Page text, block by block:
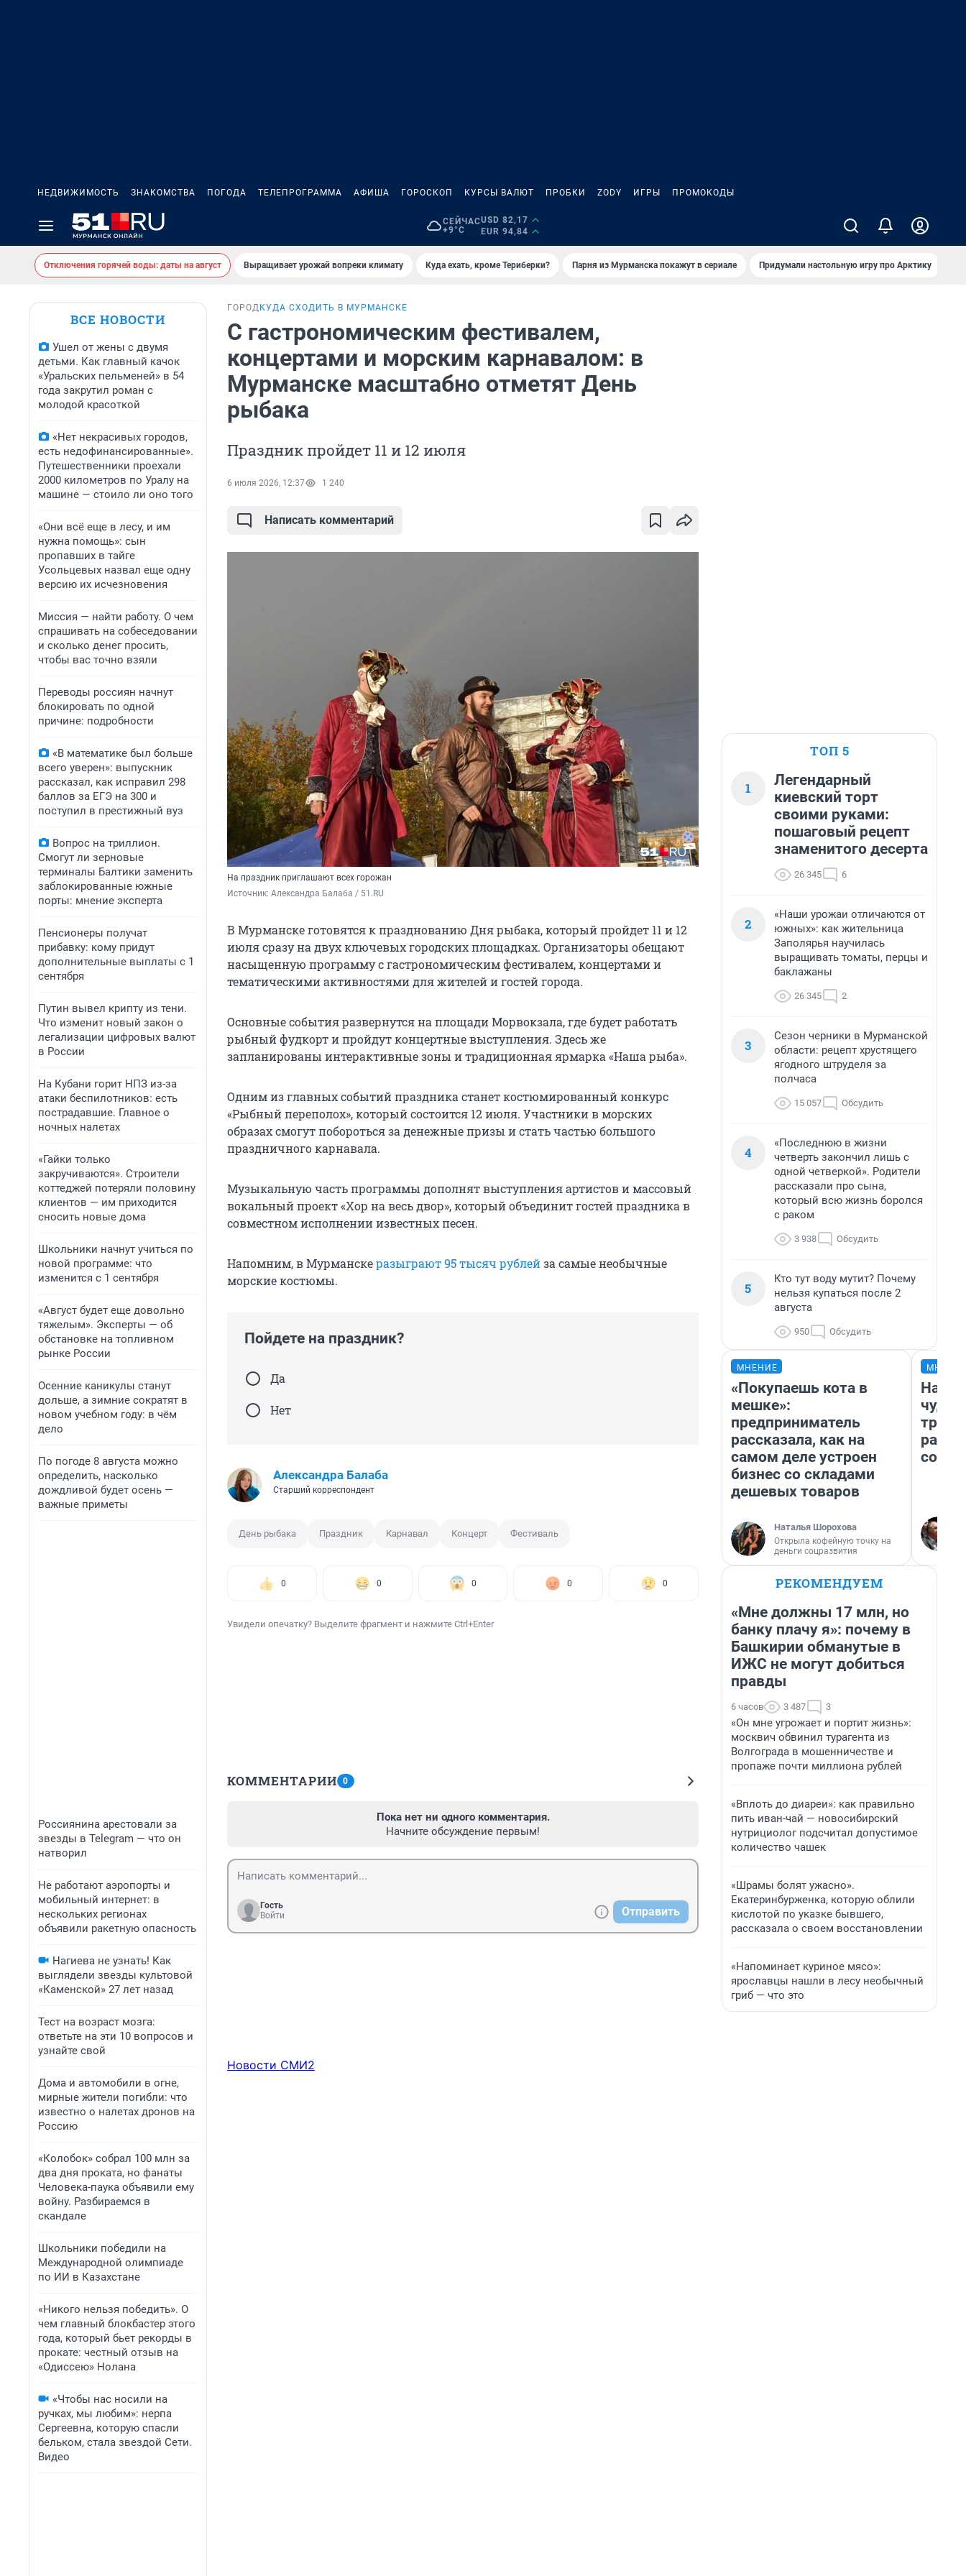
НЕДВИЖИМОСТЬ ЗНАКОМСТВА ПОГОДА ТЕЛЕПРОГРАММА АФИША ГОРОСКОП КУРСЫ ВАЛЮТ ПРОБКИ ZODY ИГРЫ ПРОМОКОДЫ
СЕЙЧАС
+9°C
USD 82,17
EUR 94,84
Отключения горячей воды: даты на август Выращивает урожай вопреки климату Куда ехать, кроме Териберки? Парня из Мурманска покажут в сериале Придумали настольную игру про Арктику
ВСЕ НОВОСТИ
Ушел от жены с двумя
детьми. Как главный качок
«Уральских пельменей» в 54
года закрутил роман с
молодой красоткой
«Нет некрасивых городов,
есть недофинансированные».
Путешественники проехали
2000 километров по Уралу на
машине — стоило ли оно того
«Они всё еще в лесу, и им
нужна помощь»: сын
пропавших в тайге
Усольцевых назвал еще одну
версию их исчезновения
Миссия — найти работу. О чем
спрашивать на собеседовании
и сколько денег просить,
чтобы вас точно взяли
Переводы россиян начнут
блокировать по одной
причине: подробности
«В математике был больше
всего уверен»: выпускник
рассказал, как исправил 298
баллов за ЕГЭ на 300 и
поступил в престижный вуз
Вопрос на триллион.
Смогут ли зерновые
терминалы Балтики заменить
заблокированные южные
порты: мнение эксперта
Пенсионеры получат
прибавку: кому придут
дополнительные выплаты с 1
сентября
Путин вывел крипту из тени.
Что изменит новый закон о
легализации цифровых валют
в России
На Кубани горит НПЗ из-за
атаки беспилотников: есть
пострадавшие. Главное о
ночных налетах
«Гайки только
закручиваются». Строители
коттеджей потеряли половину
клиентов — им приходится
сносить новые дома
Школьники начнут учиться по
новой программе: что
изменится с 1 сентября
«Август будет еще довольно
тяжелым». Эксперты — об
обстановке на топливном
рынке России
Осенние каникулы станут
дольше, а зимние сократят в
новом учебном году: в чём
дело
По погоде 8 августа можно
определить, насколько
дождливой будет осень —
важные приметы
Россиянина арестовали за
звезды в Telegram — что он
натворил
Не работают аэропорты и
мобильный интернет: в
нескольких регионах
объявили ракетную опасность
Нагиева не узнать! Как
выглядели звезды культовой
«Каменской» 27 лет назад
Тест на возраст мозга:
ответьте на эти 10 вопросов и
узнайте свой
Дома и автомобили в огне,
мирные жители погибли: что
известно о налетах дронов на
Россию
«Колобок» собрал 100 млн за
два дня проката, но фанаты
Человека-паука объявили ему
войну. Разбираемся в
скандале
Школьники победили на
Международной олимпиаде
по ИИ в Казахстане
«Никого нельзя победить». О
чем главный блокбастер этого
года, который бьет рекорды в
прокате: честный отзыв на
«Одиссею» Нолана
«Чтобы нас носили на
ручках, мы любим»: нерпа
Сергеевна, которую спасли
бельком, стала звездой Сети.
Видео
ГОРОД КУДА СХОДИТЬ В МУРМАНСКЕ
С гастрономическим фестивалем,
концертами и морским карнавалом: в
Мурманске масштабно отметят День
рыбака
Праздник пройдет 11 и 12 июля
6 июля 2026, 12:37 1 240
Написать комментарий
На праздник приглашают всех горожан
Источник: Александра Балаба / 51.RU
В Мурманске готовятся к празднованию Дня рыбака, который пройдет 11 и 12
июля сразу на двух ключевых городских площадках. Организаторы обещают
насыщенную программу с гастрономическим фестивалем, концертами и
тематическими активностями для жителей и гостей города.
Основные события развернутся на площади Морвокзала, где будет работать
рыбный фудкорт и пройдут концертные выступления. Здесь же
запланированы интерактивные зоны и традиционная ярмарка «Наша рыба».
Одним из главных событий праздника станет костюмированный конкурс
«Рыбный переполох», который состоится 12 июля. Участники в морских
образах смогут побороться за денежные призы и стать частью большого
праздничного карнавала.
Музыкальную часть программы дополнят выступления артистов и массовый
вокальный проект «Хор на весь двор», который объединит гостей праздника в
совместном исполнении известных песен.
Напомним, в Мурманскеразыграют 95 тысяч рублейза самые необычные
морские костюмы.
Пойдете на праздник?
Да
Нет
Александра Балаба
Старший корреспондент
День рыбака Праздник Карнавал Концерт Фестиваль
0 0 0 0 0
Увидели опечатку? Выделите фрагмент и нажмите Ctrl+Enter
КОММЕНТАРИИ 0
Пока нет ни одного комментария.
Начните обсуждение первым!
Гость
Войти
Отправить
Новости СМИ2
ТОП 5
1
Легендарный
киевский торт
своими руками:
пошаговый рецепт
знаменитого десерта
26 345 6
2
«Наши урожаи отличаются от
южных»: как жительница
Заполярья научилась
выращивать томаты, перцы и
баклажаны
26 345 2
3
Сезон черники в Мурманской
области: рецепт хрустящего
ягодного штруделя за
полчаса
15 057 Обсудить
4
«Последнюю в жизни
четверть закончил лишь с
одной четверкой». Родители
рассказали про сына,
который всю жизнь боролся
с раком
3 938 Обсудить
5
Кто тут воду мутит? Почему
нельзя купаться после 2
августа
950 Обсудить
МНЕНИЕ
«Покупаешь кота в
мешке»:
предприниматель
рассказала, как на
самом деле устроен
бизнес со складами
дешевых товаров
Наталья Шорохова
Открыла кофейную точку на
деньги соцразвития
РЕКОМЕНДУЕМ
«Мне должны 17 млн, но
банку плачу я»: почему в
Башкирии обманутые в
ИЖС не могут добиться
правды
6 часов 3 487 3
«Он мне угрожает и портит жизнь»:
москвич обвинил турагента из
Волгограда в мошенничестве и
пропаже почти миллиона рублей
«Вплоть до диареи»: как правильно
пить иван-чай — новосибирский
нутрициолог подсчитал допустимое
количество чашек
«Шрамы болят ужасно».
Екатеринбурженка, которую облили
кислотой по указке бывшего,
рассказала о своем восстановлении
«Напоминает куриное мясо»:
ярославцы нашли в лесу необычный
гриб — что это